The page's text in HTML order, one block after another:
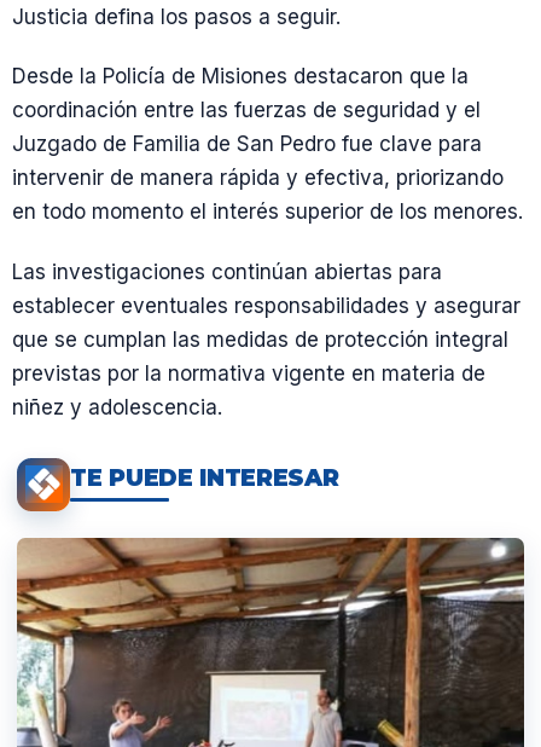
Justicia defina los pasos a seguir.
Desde la Policía de Misiones destacaron que la
coordinación entre las fuerzas de seguridad y el
Juzgado de Familia de San Pedro fue clave para
intervenir de manera rápida y efectiva, priorizando
en todo momento el interés superior de los menores.
Las investigaciones continúan abiertas para
establecer eventuales responsabilidades y asegurar
que se cumplan las medidas de protección integral
previstas por la normativa vigente en materia de
niñez y adolescencia.
TE PUEDE INTERESAR